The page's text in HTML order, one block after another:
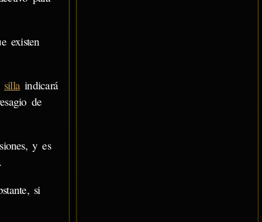
existen
sillaindicará
de
y es
si